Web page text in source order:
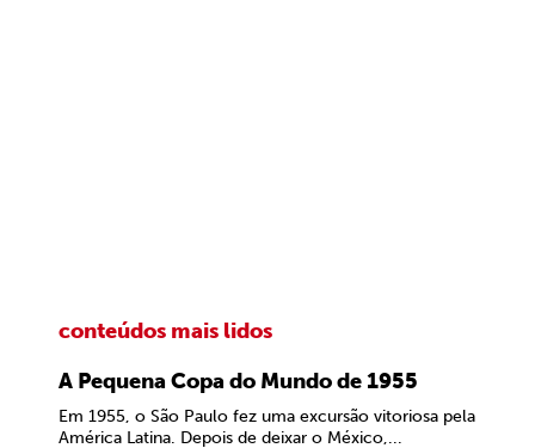
conteúdos mais lidos
A Pequena Copa do Mundo de 1955
Em 1955, o São Paulo fez uma excursão vitoriosa pela
América Latina. Depois de deixar o México,...